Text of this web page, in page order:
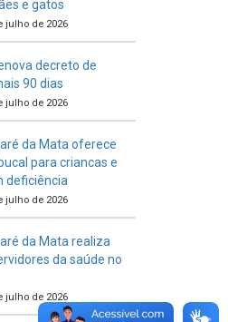
e gatos
julho de 2026
decreto de
90 dias
julho de 2026
da Mata oferece
para criancas e
deficiência
julho de 2026
da Mata realiza
da saúde no
julho de 2026